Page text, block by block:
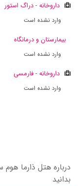
داروخانه - دراگ استور
وارد نشده است
بیمارستان و درمانگاه
وارد نشده است
داروخانه - فارمسی
وارد نشده است
درباره هتل ذارما
بدانید